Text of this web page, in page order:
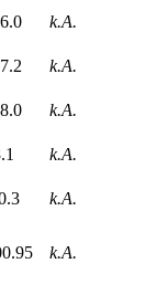
k.A.
k.A.
k.A.
k.A.
k.A.
k.A.